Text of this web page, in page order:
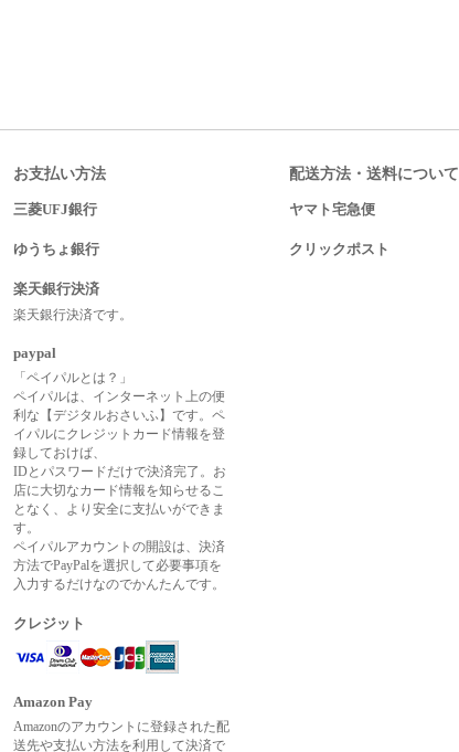
お支払い方法
三菱UFJ銀行
ゆうちょ銀行
楽天銀行決済
楽天銀行決済です。
paypal
「ペイパルとは？」
ペイパルは、インターネット上の便
利な【デジタルおさいふ】です。ペ
イパルにクレジットカード情報を登
録しておけば、
IDとパスワードだけで決済完了。お
店に大切なカード情報を知らせるこ
となく、より安全に支払いができま
す。
ペイパルアカウントの開設は、決済
方法でPayPalを選択して必要事項を
入力するだけなのでかんたんです。
クレジット
Amazon Pay
Amazonのアカウントに登録された配
送先や支払い方法を利用して決済で
配送方法・送料について
ヤマト宅急便
クリックポスト